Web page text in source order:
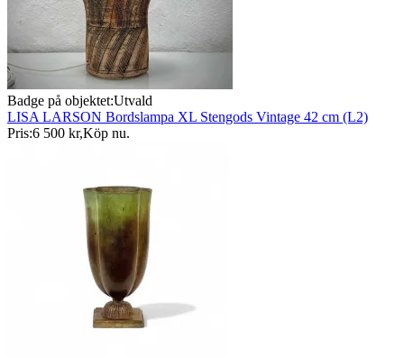
Badge på objektet:Utvald
LISA LARSON Bordslampa XL Stengods Vintage 42 cm (L2)
Pris:6 500 kr,Köp nu.